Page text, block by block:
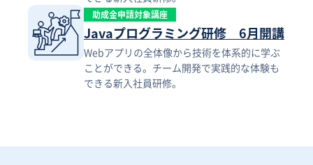
助成金申請対象講座
Javaプログラミング研修 6月開講
Webアプリの全体像から技術を体系的に学ぶ
ことができる。チーム開発で実践的な体験も
できる新入社員研修。